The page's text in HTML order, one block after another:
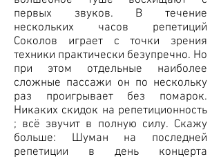
первых звуков. В течение
нескольких часов репетиций
Соколов играет с точки зрения
техники практически безупречно. Но
при этом отдельные наиболее
сложные пассажи он по нескольку
раз проигрывает без помарок.
Никаких скидок на репетиционность
; всё звучит в полную силу. Скажу
больше: Шуман на последней
репетиции в день концерта